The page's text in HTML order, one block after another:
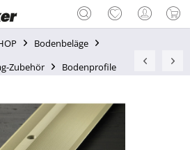
Bodenbeläge
Zubehör
Bodenprofile